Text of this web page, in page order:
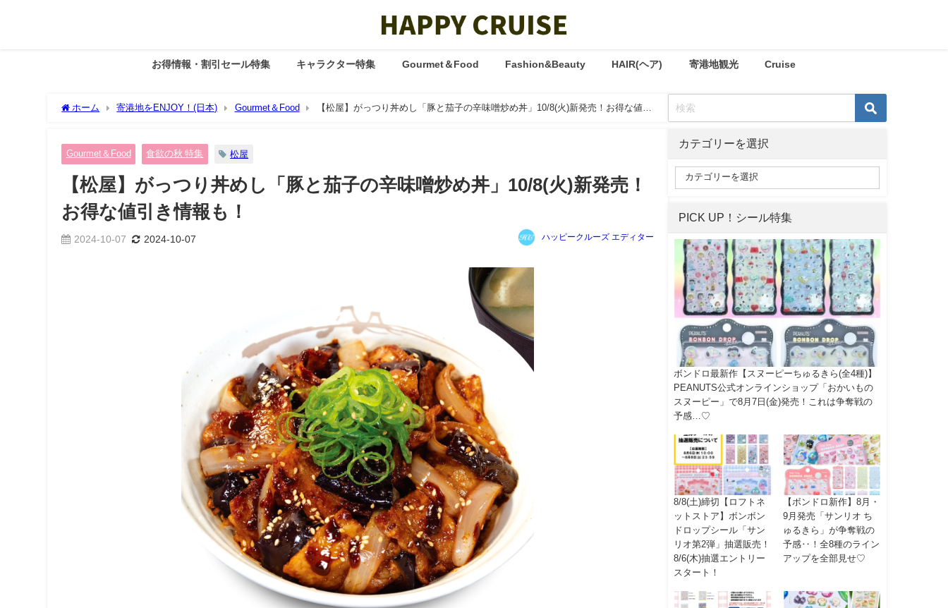
お得情報・割引セール特集 キャラクター特集 Gourmet＆Food Fashion&Beauty HAIR(ヘア) 寄港地観光 Cruise
ホーム 寄港地をENJOY！(日本) Gourmet＆Food
【松屋】がっつり丼めし「豚と茄子の辛味噌炒め丼」10/8(火)新発売！お得な値引
Gourmet＆Food 食欲の秋 特集 松屋
【松屋】がっつり丼めし「豚と茄子の辛味噌炒め丼」10/8(火)新発売！
お得な値引き情報も！
2024-10-07 2024-10-07 ハッピークルーズ エディター
カテゴリーを選択
PICK UP！シール特集
ボンドロ最新作【スヌーピーちゅるきら(全4種)】
PEANUTS公式オンラインショップ「おかいもの
スヌーピー」で8月7日(金)発売！これは争奪戦の
予感…♡
8/8(土)締切【ロフトネ
ットストア】ボンボン
ドロップシール「サン
リオ第2弾」抽選販売！
8/6(木)抽選エントリー
スタート！
【ボンドロ新作】8月・
9月発売「サンリオ ち
ゅるきら」が争奪戦の
予感‥！全8種のライン
アップを全部見せ♡